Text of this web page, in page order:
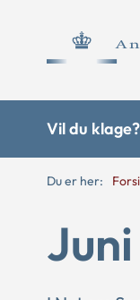
Vil du klage?
Du er her: